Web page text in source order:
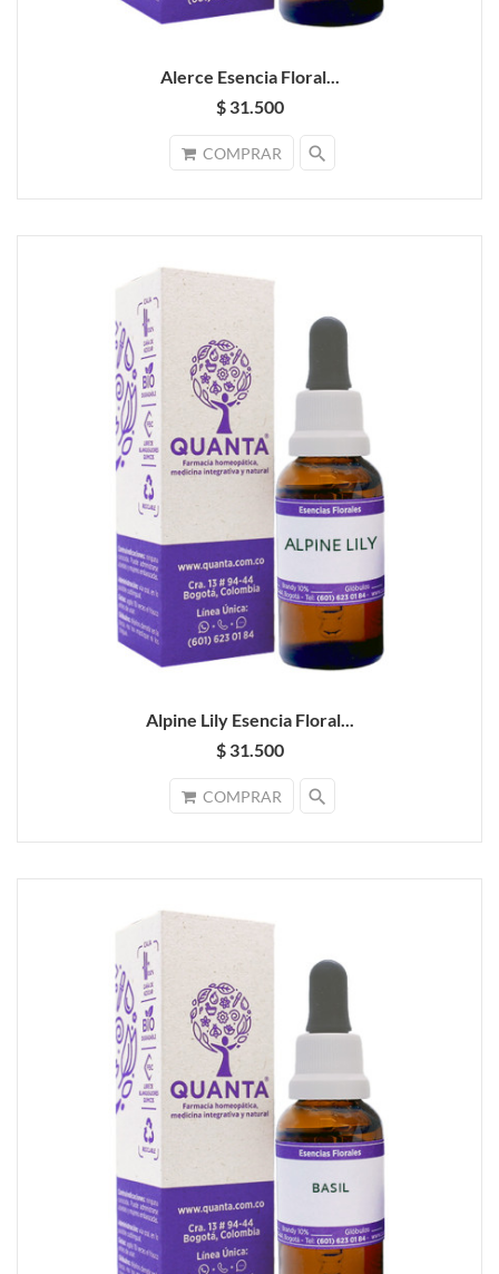
Alerce Esencia Floral...
$ 31.500
COMPRAR search
Alpine Lily Esencia Floral...
$ 31.500
COMPRAR search